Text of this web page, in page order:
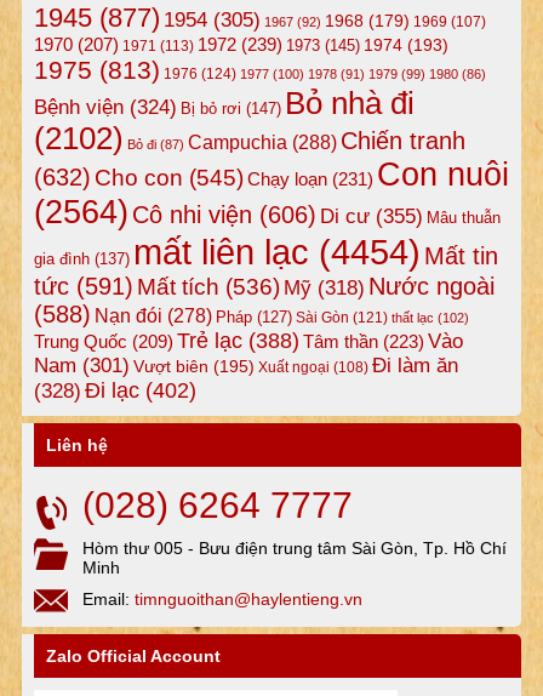
1945(877) 1954(305) 1967(92) 1968(179) 1969 (107)
1970(207) 1971 (113) 1972(239) 1973(145) 1974(193)
1975 (813) 1976 (124) 1977(100) 1978(91) 1979(99) 1980(86)
Bệnh viện(324) Bị bỏ rơi (147) Bỏ nhà đi
(2102) Bỏ đi(87) Campuchia (288) Chiến tranh
(632) Cho con (545)Chạy loạn(231) Con nuôi
(2564) Cô nhi viện (606) Di cư(355) Mâu thuẫn
gia đình(137) mất liên lạc (4454) Mất tin
tức(591) Mất tích (536) Mỹ(318) Nước ngoài
(588) Nạn đói (278) Pháp(127) Sài Gòn (121) thất lạc (102)
Trung Quốc (209) Trẻ lạc(388) Tâm thần(223) Vào
Nam (301) Vượt biên (195) Xuất ngoại (108) Đi làm ăn
(328) Đi lạc(402)
Liên hệ
(028) 6264 7777
Hòm thư 005 - Bưu điện trung tâm Sài Gòn, Tp. Hồ Chí
Minh
Email: timnguoithan@haylentieng.vn
Zalo Official Account